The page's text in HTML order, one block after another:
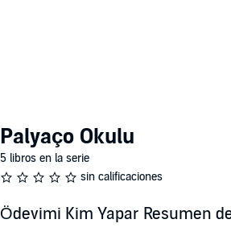
Palyaço Okulu
5 libros en la serie
sin calificaciones
Ödevimi Kim Yapar Resumen